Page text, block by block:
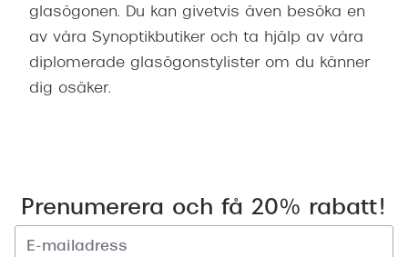
glasögonen. Du kan givetvis även besöka en
av våra Synoptikbutiker och ta hjälp av våra
diplomerade glasögonstylister om du känner
dig osäker.
Prenumerera och få 20% rabatt!